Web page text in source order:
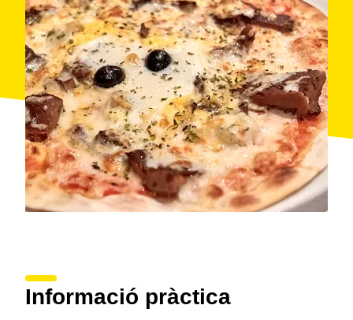
Informació pràctica